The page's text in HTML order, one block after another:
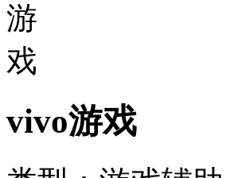
vivo游戏